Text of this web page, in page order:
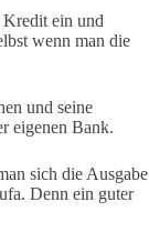
Kredit ein und
wenn man die
und seine
eigenen Bank.
sich die Ausgabe
Denn ein guter